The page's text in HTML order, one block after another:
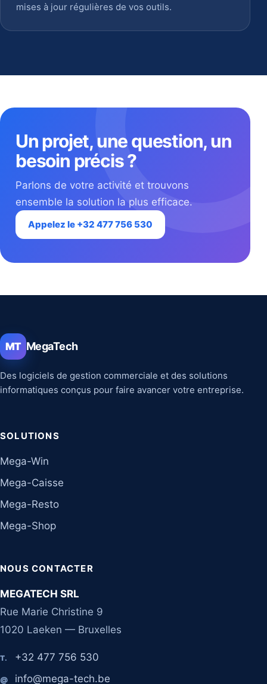
mises à jour régulières de vos outils.
Un projet, une question, un
besoin précis ?
Parlons de votre activité et trouvons
ensemble la solution la plus efficace.
Appelez le +32 477 756 530
MT MegaTech
Des logiciels de gestion commerciale et des solutions
informatiques conçus pour faire avancer votre entreprise.
SOLUTIONS
Mega-Win
Mega-Caisse
Mega-Resto
Mega-Shop
NOUS CONTACTER
MEGATECH SRL
Rue Marie Christine 9
1020 Laeken — Bruxelles
T. +32 477 756 530
@ info@mega-tech.be